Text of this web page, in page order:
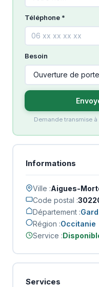
Téléphone *
Besoin
Demande transmise
Informations
Ville :Aigues-
Code postal :
Département :
Région :Occitanie
Service :
Services